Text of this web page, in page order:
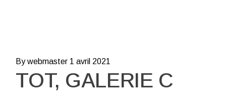
By webmaster 1 avril 2021
TOT, GALERIE C